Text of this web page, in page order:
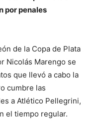
por penales
de la Copa de Plata
Nicolás Marengo se
que llevó a cabo la
cumbre las
a Atlético Pellegrini,
el tiempo regular.